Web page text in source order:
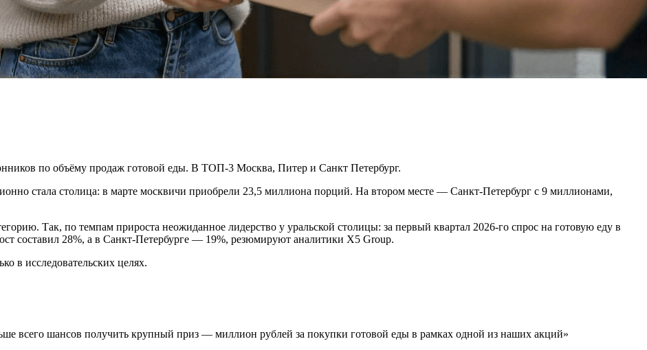
по объёму продаж готовой еды. В ТОП-3 Москва, Питер и Санкт Петербург.
стала столица: в марте москвичи приобрели 23,5 миллиона порций. На втором месте — Санкт-Петербург с 9 миллионами,
Так, по темпам прироста неожиданное лидерство у уральской столицы: за первый квартал 2026-го спрос на готовую еду в
составил 28%, а в Санкт-Петербурге — 19%, резюмируют аналитики X5 Group.
в исследовательских целях.
всего шансов получить крупный приз — миллион рублей за покупки готовой еды в рамках одной из наших акций»